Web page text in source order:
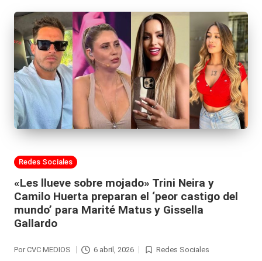
n
a
🔥
R
e
al
it
y
s,
T
V
y
redes
-
lacvc.com
-
Publicada
Redes Sociales
«Les llueve sobre mojado» Trini Neira y
Camilo Huerta preparan el ‘peor castigo del
mundo’ para Marité Matus y Gissella
Gallardo
Por CVC MEDIOS 6 abril, 2026
Publicada
Redes Sociales